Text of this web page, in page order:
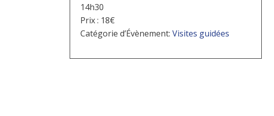
14h30
Prix : 18€
Catégorie d’Évènement: Visites guidées